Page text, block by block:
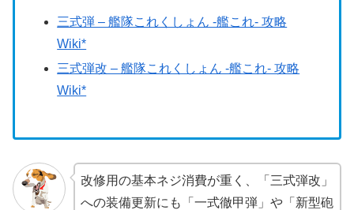
三式弾 – 艦隊これくしょん -艦これ- 攻略
Wiki*
三式弾改 – 艦隊これくしょん -艦これ- 攻略
Wiki*
改修用の基本ネジ消費が重く、「三式弾改」
への装備更新にも「一式徹甲弾」や「新型砲